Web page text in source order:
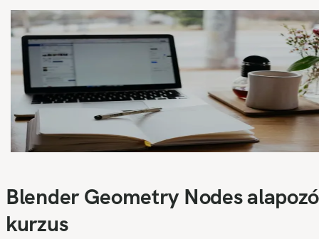
Blender Geometry Nodes alapozó
kurzus